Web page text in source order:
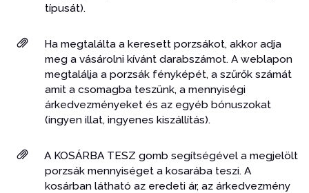
típusát).
Ha megtalálta a keresett porzsákot, akkor adja
meg a vásárolni kívánt darabszámot. A weblapon
megtalálja a porzsák fényképét, a szűrők számát
amit a csomagba teszünk, a mennyiségi
árkedvezményeket és az egyéb bónuszokat
(ingyen illat, ingyenes kiszállítás).
A KOSÁRBA TESZ gomb segítségével a megjelölt
porzsák mennyiséget a kosarába teszi. A
kosárban látható az eredeti ár, az árkedvezmény